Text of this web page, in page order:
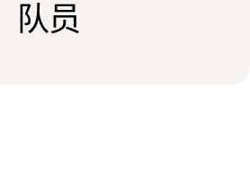
队员